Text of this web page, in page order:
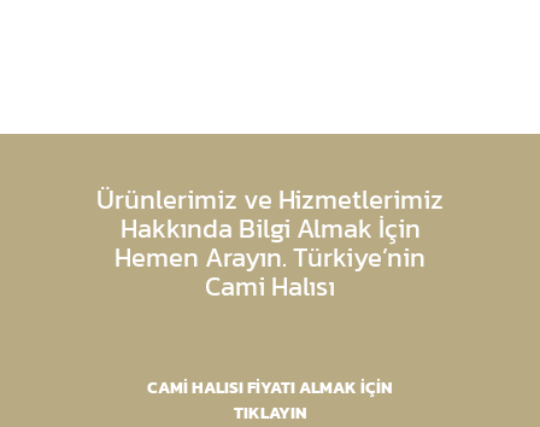
Ürünlerimiz ve Hizmetlerimiz
Hakkında Bilgi Almak İçin
Hemen Arayın. Türkiye’nin
Cami Halısı
CAMİ HALISI FİYATI ALMAK İÇİN
TIKLAYIN